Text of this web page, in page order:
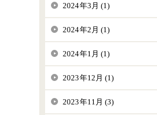
2024年3月 (1)
2024年2月 (1)
2024年1月 (1)
2023年12月 (1)
2023年11月 (3)